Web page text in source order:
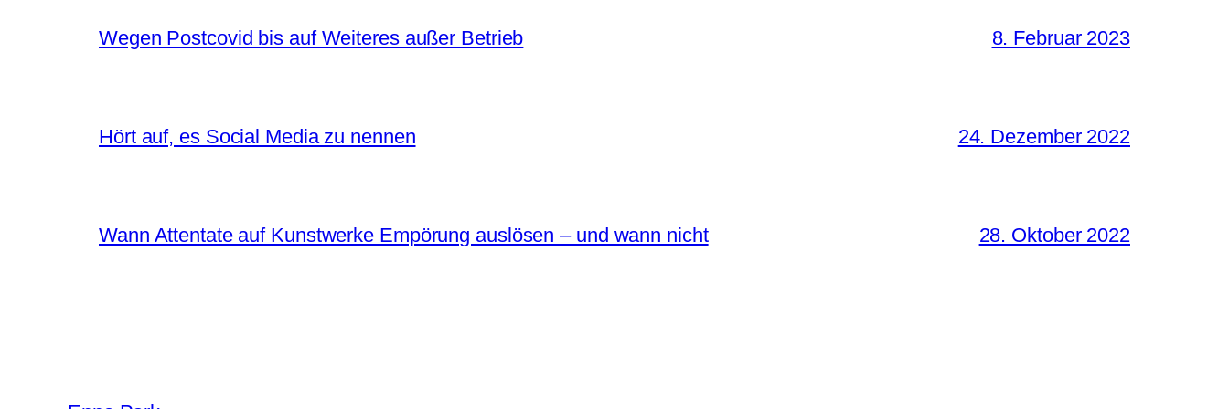
Wegen Postcovid bis auf Weiteres außer Betrieb 8. Februar 2023
Hört auf, es Social Media zu nennen 24. Dezember 2022
Wann Attentate auf Kunstwerke Empörung auslösen – und wann nicht 28. Oktober 2022